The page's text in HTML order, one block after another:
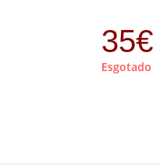
35€
Esgotado